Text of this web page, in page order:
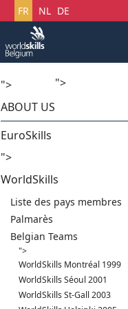
Sélectionnez votre langue
FR NL DE
">
">
ABOUT US
EuroSkills
">
WorldSkills
Liste des pays membres
Palmarès
Belgian Teams
">
WorldSkills Montréal 1999
WorldSkills Séoul 2001
WorldSkills St-Gall 2003